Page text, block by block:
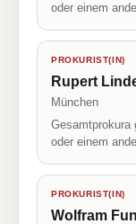
oder einem
PROKURIST(IN)
Rupert
München
Gesamtprokura
oder einem
PROKURIST(IN)
Wolfram